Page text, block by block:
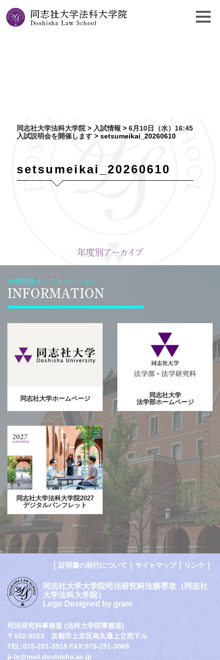
同志社大学法科大学院> 入試情報 > 6月10日（水）16:45
入試説明会を開催します> setsumeikai_20260610
setsumeikai_20260610
年度別アーカイブ
大学関連インフォメーション
INFORMATION
同志社大学ホームページ
同志社大学
法学部ホームページ
同志社大学法科大学院2027
デジタルパンフレット
証明書の発行について サイトマップ｜ リンク
同志社大学大学院司法研究科法務専攻（同志社
大学法科大学院）
Logo Designed by gram
司法研究科事務室 (法科大学院事務室)
〒602-0023 京都市上京区烏丸通上立売下ル
TEL:075-251-3518 FAX:075-251-3069
ji-ls@mail.doshisha.ac.jp